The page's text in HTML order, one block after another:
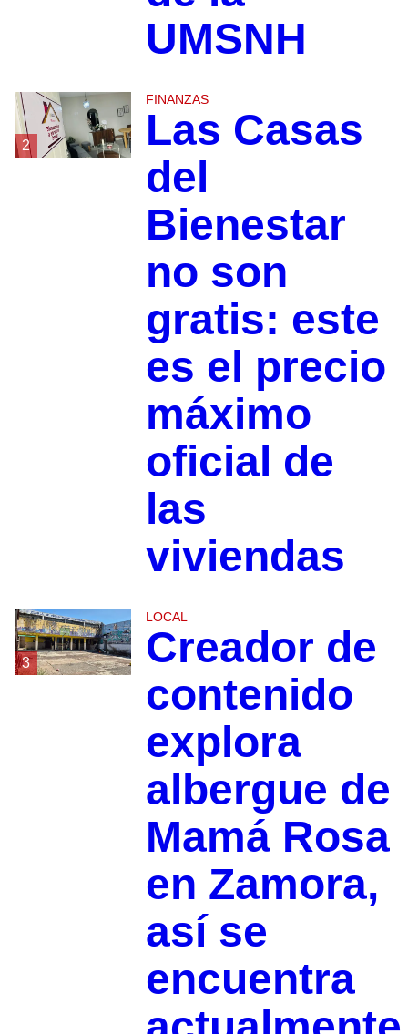
UMSNH
2
FINANZAS
Las Casas
del
Bienestar
no son
gratis: este
es el precio
máximo
oficial de
las
viviendas
3
LOCAL
Creador de
contenido
explora
albergue de
Mamá Rosa
en Zamora,
así se
encuentra